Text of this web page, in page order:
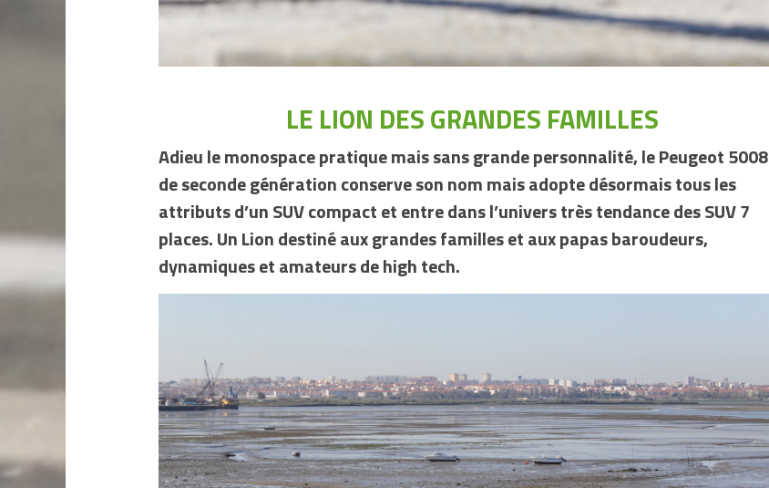
LE LION DES GRANDES FAMILLES
Adieu le monospace pratique mais sans grande personnalité, le Peugeot 5008
de seconde génération conserve son nom mais adopte désormais tous les
attributs d’un SUV compact et entre dans l’univers très tendance des SUV 7
places. Un Lion destiné aux grandes familles et aux papas baroudeurs,
dynamiques et amateurs de high tech.